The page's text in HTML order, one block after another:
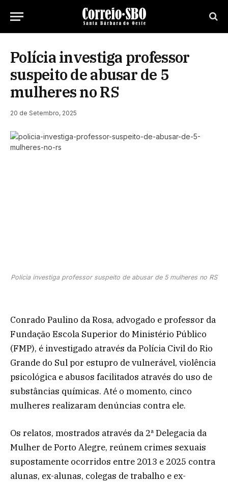
Polícia investiga professor
suspeito de abusar de 5
mulheres no RS
20 de Setembro, 2025
Polícia investiga professor suspeito de abusar de 5 mulheres no RS
Conrado Paulino da Rosa, advogado e professor da
Fundação Escola Superior do Ministério Público
(FMP), é investigado através da Polícia Civil do Rio
Grande do Sul por estupro de vulnerável, violência
psicológica e abusos facilitados através do uso de
substâncias químicas. Até o momento, cinco
mulheres realizaram denúncias contra ele.
Os relatos, mostrados através da 2ª Delegacia da
Mulher de Porto Alegre, reúnem crimes sexuais
supostamente ocorridos entre 2013 e 2025 contra
alunas, ex-alunas, colegas de trabalho e ex-